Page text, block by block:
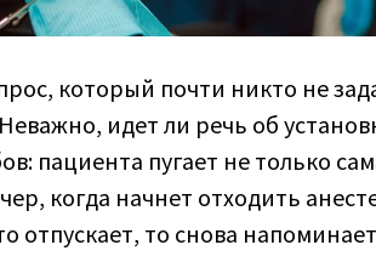
который почти никто не
идет ли речь об
пациента пугает не только
когда начнет отходить
отпускает, то снова